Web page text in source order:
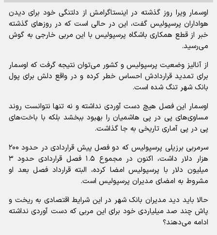
اوسمار ویرا روز گذشته در اینستاگرامش از دلتنگی خود برای دیدن
هواداران پرسپولیس گفت، این در حالی است که در روزهای گذشته
خبر از قطع همکاری باشگاه پرسپولیس با این مربی خارجی به گوش
می‌رسید.
از آنالیز وضعیت پرسپولیس و کشور می‌توان نتیجه گرفت که اوسمار
برای تمدید قراردادش احساس خطر کرده و در واقع دلش برای پول
بانک شهر تنگ شده است.
اوسمار این فصل هیچ دست آوردی نداشته و نه تنها نتوانست روند
مساوی‌های پی در پی هاشمیان را بهبود ببخشد بلکه با باخت‌های
پی در پی آماری تاریخی به جا گذاشت.
سرمربی برزیلی پرسپولیس که دو فصل پیش قراردادی در حدود ۲۰۰
هزار دلار داشت، اکنون در مجموع ۱.۵ فصل قراردادی حدود ۳
میلیون دلار با پرسپولیس امضا کرده، البته قرارداد فصل بعد او
مشروط به امضای مدیران پرسپولیس است.
حالا باید دید مدیران بانک شهر در این شرایط اقتصادی به ریخت و
پاش چند صد میلیاردی خود برای این مربی که دست آوردی نداشته
ادامه می‌دهند؟